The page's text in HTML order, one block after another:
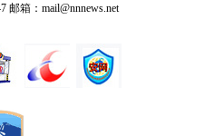
邮箱：mail@nnnews.net